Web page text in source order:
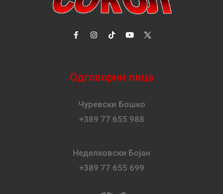
Одговорни лица
Чуревски Бошко
+389 77 655 988
Неделковски Бојан
+389 77 655 699